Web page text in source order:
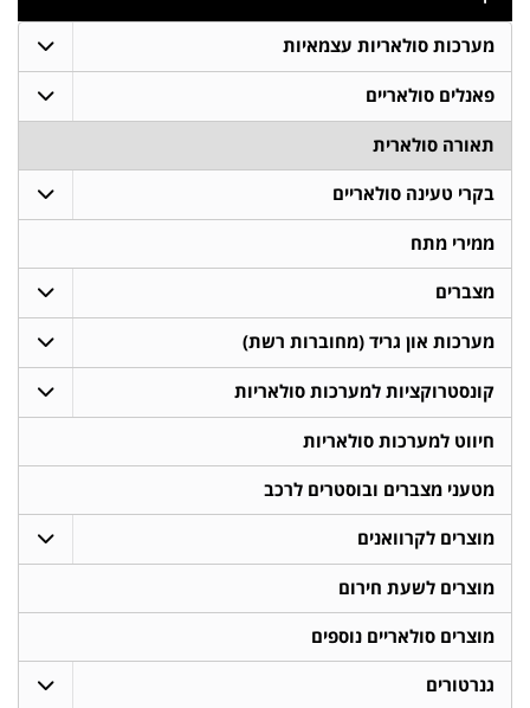
מערכות סולאריות עצמאיות
פאנלים סולאריים
תאורה סולארית
בקרי טעינה סולאריים
ממירי מתח
מצברים
מערכות און גריד (מחוברות רשת)
קונסטרוקציות למערכות סולאריות
חיווט למערכות סולאריות
מטעני מצברים ובוסטרים לרכב
מוצרים לקרוואנים
מוצרים לשעת חירום
מוצרים סולאריים נוספים
גנרטורים